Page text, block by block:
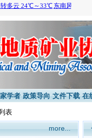
学者 政策导向 文件下载 在
表
more...